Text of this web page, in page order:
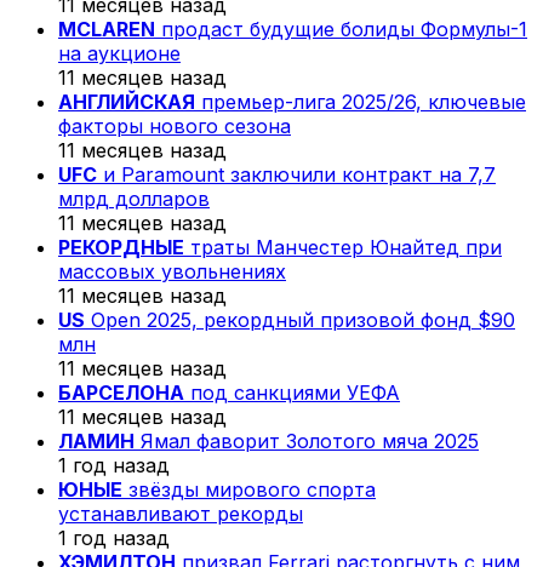
MCLAREN продаст будущие болиды Формулы-1
на аукционе
11 месяцев назад
АНГЛИЙСКАЯ премьер-лига 2025/26, ключевые
факторы нового сезона
11 месяцев назад
UFC и Paramount заключили контракт на 7,7
млрд долларов
11 месяцев назад
РЕКОРДНЫЕ траты Манчестер Юнайтед при
массовых увольнениях
11 месяцев назад
US Open 2025, рекордный призовой фонд $90
млн
11 месяцев назад
БАРСЕЛОНА под санкциями УЕФА
11 месяцев назад
ЛАМИН Ямал фаворит Золотого мяча 2025
1 год назад
ЮНЫЕ звёзды мирового спорта
устанавливают рекорды
1 год назад
ХЭМИЛТОН призвал Ferrari расторгнуть с ним